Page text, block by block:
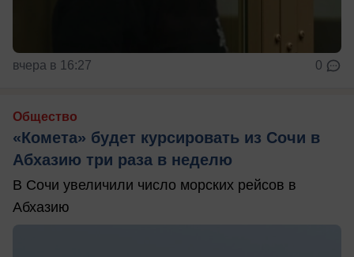
вчера в 16:27 0
Общество
«Комета» будет курсировать из Сочи в
Абхазию три раза в неделю
В Сочи увеличили число морских рейсов в
Абхазию